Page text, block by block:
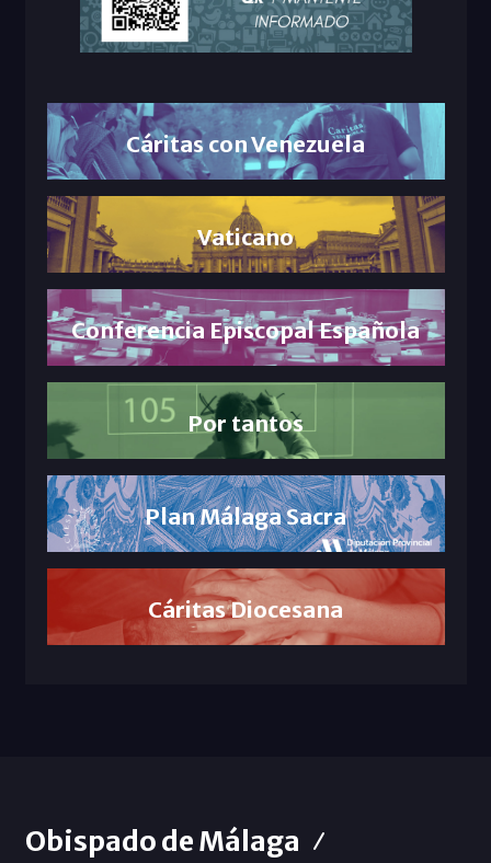
Cáritas con Venezuela
Vaticano
Conferencia Episcopal Española
Por tantos
Plan Málaga Sacra
Cáritas Diocesana
Obispado de Málaga